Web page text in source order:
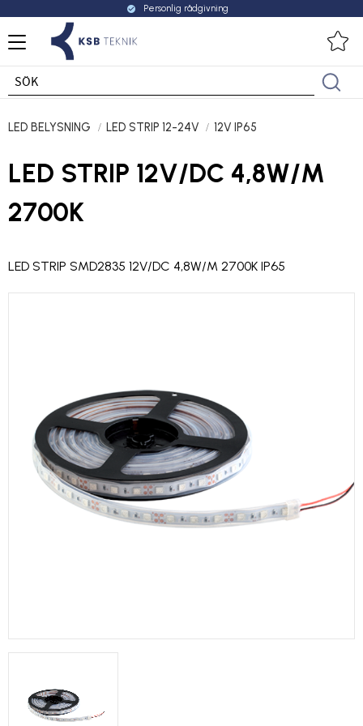
Meny
check_circle Personlig rådgivning
LED BELYSNING LED STRIP 12-24V 12V IP65
LED STRIP 12V/DC 4,8W/M
2700K
LED STRIP SMD2835 12V/DC 4,8W/M 2700K IP65